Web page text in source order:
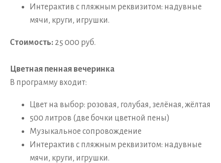
Интерактив с пляжным реквизитом: надувные
мячи, круги, игрушки.
Стоимость: 25 000 руб.
Цветная пенная вечеринка
В программу входит:
Цвет на выбор: розовая, голубая, зелёная, жёлтая
500 литров (две бочки цветной пены)
Музыкальное сопровождение
Интерактив с пляжным реквизитом: надувные
мячи, круги, игрушки.